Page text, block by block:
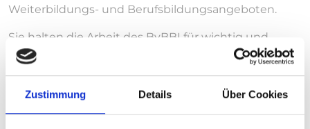
Zustimmung Details Über Cookies
Weiterbildungs- und Berufsbildungsangeboten.
Sie halten die Arbeit des BvBBI für wichtig und
notwendig und möchten uns fördern? Wir freuen
Wir sind als gemeinnützig anerkannt. Private
Zuwendungen helfen uns, die Arbeit des Verbandes